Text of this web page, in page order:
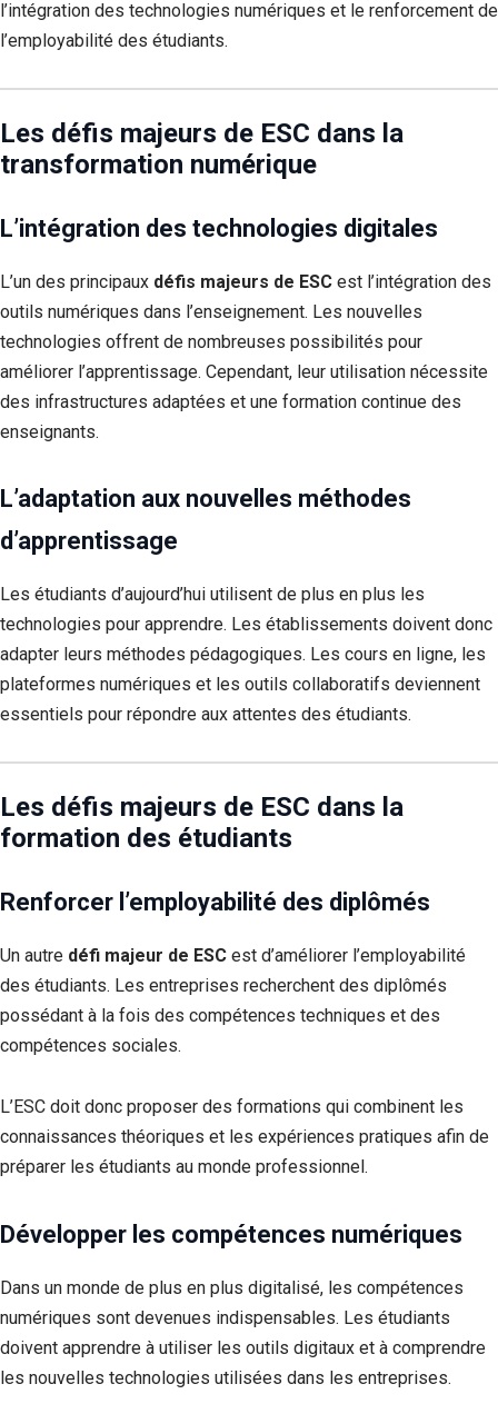
l’intégration des technologies numériques et le renforcement de
l’employabilité des étudiants.
Les défis majeurs de ESC dans la
transformation numérique
L’intégration des technologies digitales
L’un des principaux défis majeurs de ESC est l’intégration des
outils numériques dans l’enseignement. Les nouvelles
technologies offrent de nombreuses possibilités pour
améliorer l’apprentissage. Cependant, leur utilisation nécessite
des infrastructures adaptées et une formation continue des
enseignants.
L’adaptation aux nouvelles méthodes
d’apprentissage
Les étudiants d’aujourd’hui utilisent de plus en plus les
technologies pour apprendre. Les établissements doivent donc
adapter leurs méthodes pédagogiques. Les cours en ligne, les
plateformes numériques et les outils collaboratifs deviennent
essentiels pour répondre aux attentes des étudiants.
Les défis majeurs de ESC dans la
formation des étudiants
Renforcer l’employabilité des diplômés
Un autre défi majeur de ESC est d’améliorer l’employabilité
des étudiants. Les entreprises recherchent des diplômés
possédant à la fois des compétences techniques et des
compétences sociales.
L’ESC doit donc proposer des formations qui combinent les
connaissances théoriques et les expériences pratiques afin de
préparer les étudiants au monde professionnel.
Développer les compétences numériques
Dans un monde de plus en plus digitalisé, les compétences
numériques sont devenues indispensables. Les étudiants
doivent apprendre à utiliser les outils digitaux et à comprendre
les nouvelles technologies utilisées dans les entreprises.